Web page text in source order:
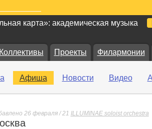
карта»: академическая музыка
Коллективы Проекты Филармонии
Афиша Новости Видео
26 февраля / 21 ILLUMINAE soloist orchestra